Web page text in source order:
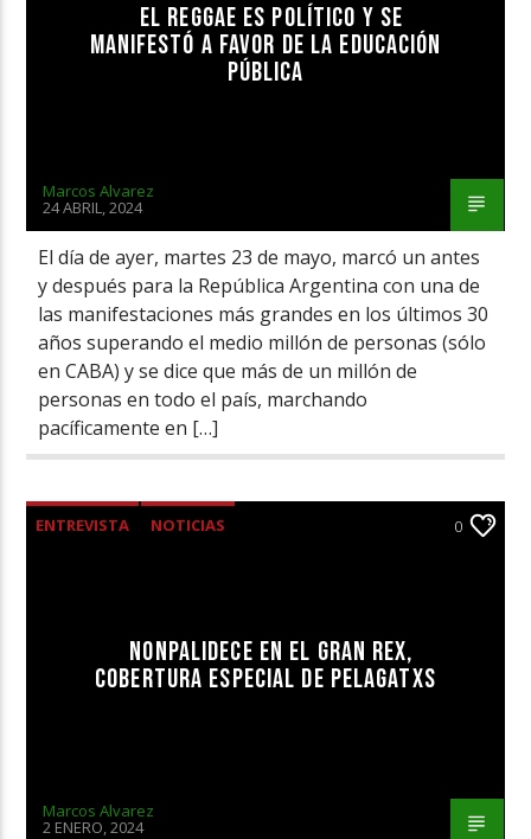
EL REGGAE ES POLÍTICO Y SE
MANIFESTÓ A FAVOR DE LA EDUCACIÓN
PÚBLICA
Marcos Alvarez
24 ABRIL, 2024
El día de ayer, martes 23 de mayo, marcó un antes
y después para la República Argentina con una de
las manifestaciones más grandes en los últimos 30
años superando el medio millón de personas (sólo
en CABA) y se dice que más de un millón de
personas en todo el país, marchando
pacíficamente en […]
ENTREVISTA NOTICIAS 0
NONPALIDECE EN EL GRAN REX,
COBERTURA ESPECIAL DE PELAGATXS
Marcos Alvarez
2 ENERO, 2024